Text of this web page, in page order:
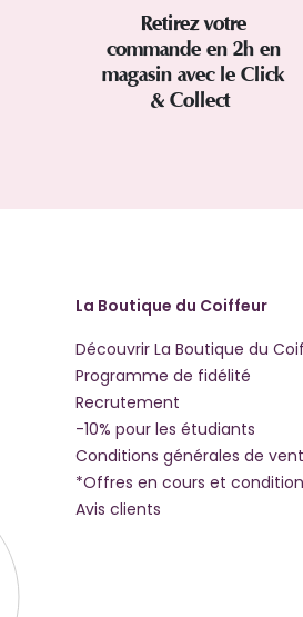
Retirez votre
commande en 2h en
magasin avec le Click
& Collect
La Boutique du Coiffeur
Découvrir La Boutique du
Programme de fidélité
Recrutement
-10% pour les étudiants
Conditions générales de
*Offres en cours et
Avis clients